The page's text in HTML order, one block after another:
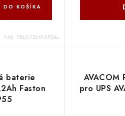
DO KOŠÍKA
Kód: PBLO-12V012-F2AL
baterie
Faston
AVACOM
pro UPS